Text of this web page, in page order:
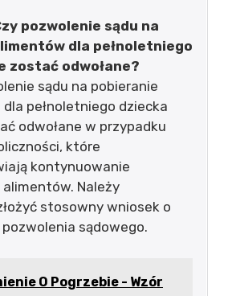
pozwolenie sądu na
dla pełnoletniego
zostać odwołane?
sądu na pobieranie
pełnoletniego dziecka
odwołane w przypadku
które
kontynuowanie
Należy
stosowny wniosek o
pozwolenia sądowego.
O Pogrzebie - Wzór